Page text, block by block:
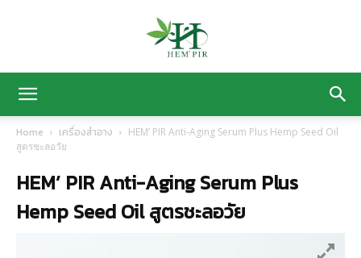
Home เครื่องสำอาง
HEM’ PIR Anti-Aging Serum Plus Hemp Seed Oil
สูตรชะลอวัย
HEM’ PIR Anti-Aging Serum Plus
Hemp Seed Oil สูตรชะลอวัย